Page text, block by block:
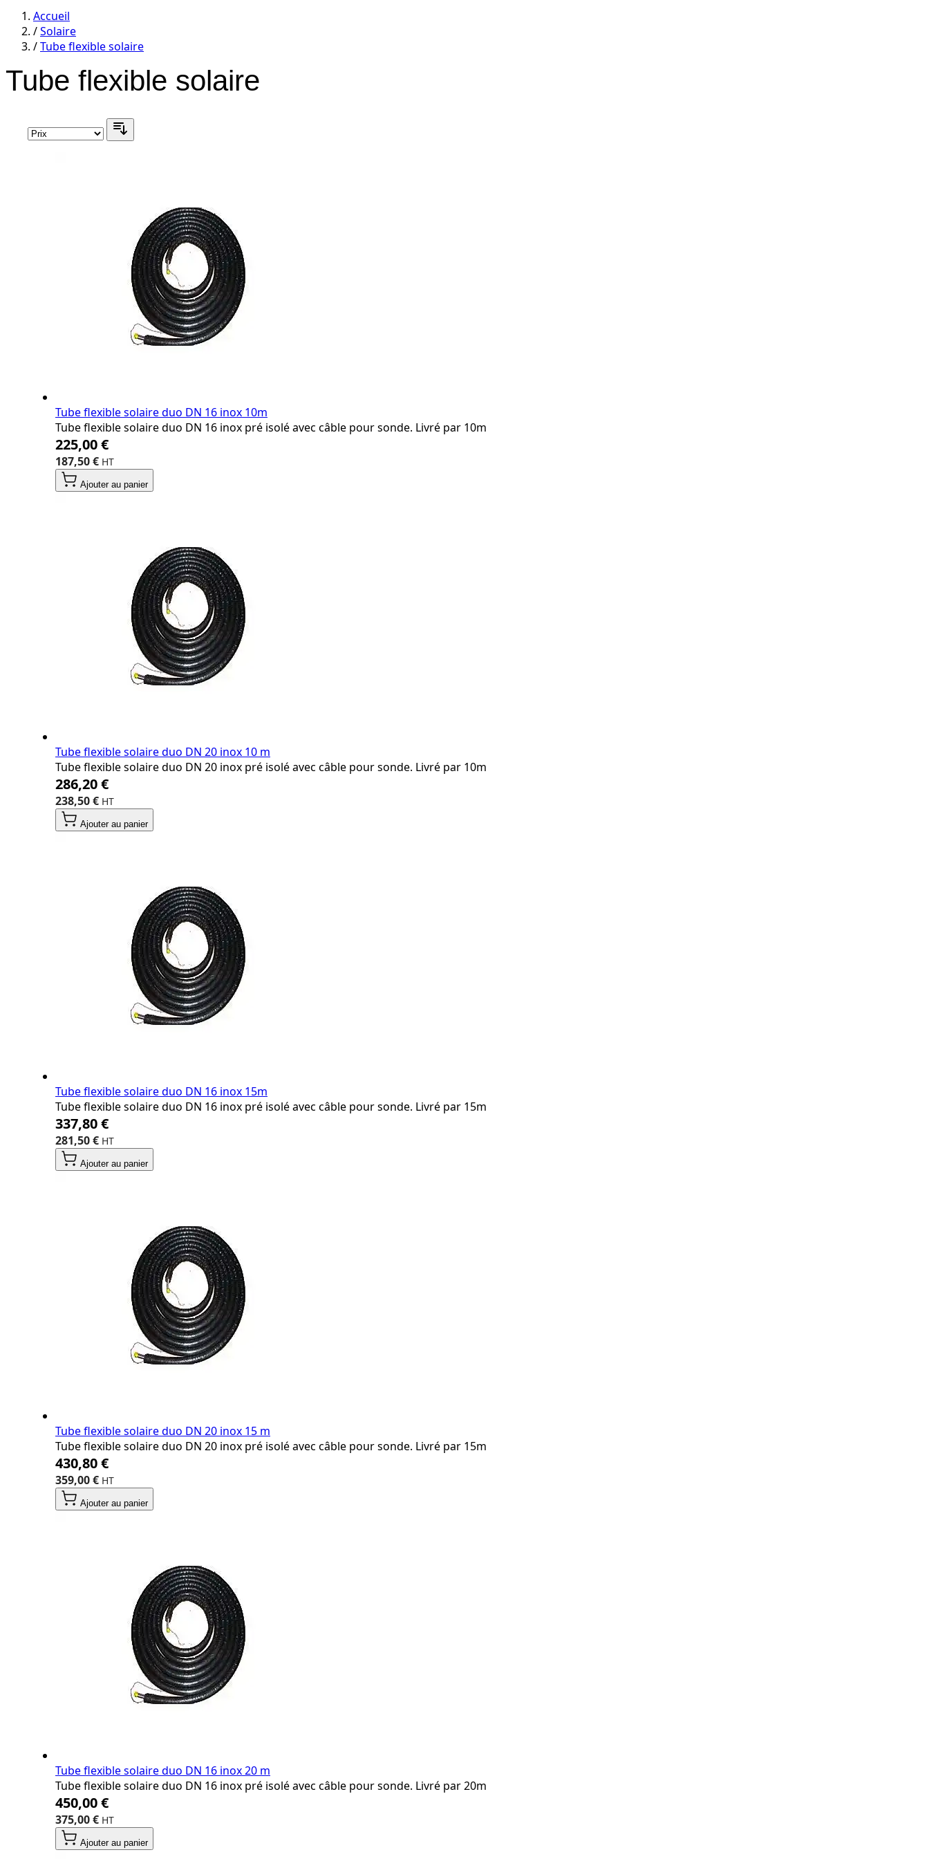
Accueil
/Solaire
/Tube flexible solaire
Tube flexible solaire
Tube flexible solaire duo DN 16 inox 10m
Tube flexible solaire duo DN 16 inox pré isolé avec câble pour sonde. Livré par 10m
225,00 €
187,50 €
Ajouter au panier
Tube flexible solaire duo DN 20 inox 10 m
Tube flexible solaire duo DN 20 inox pré isolé avec câble pour sonde. Livré par 10m
286,20 €
238,50 €
Ajouter au panier
Tube flexible solaire duo DN 16 inox 15m
Tube flexible solaire duo DN 16 inox pré isolé avec câble pour sonde. Livré par 15m
337,80 €
281,50 €
Ajouter au panier
Tube flexible solaire duo DN 20 inox 15 m
Tube flexible solaire duo DN 20 inox pré isolé avec câble pour sonde. Livré par 15m
430,80 €
359,00 €
Ajouter au panier
Tube flexible solaire duo DN 16 inox 20 m
Tube flexible solaire duo DN 16 inox pré isolé avec câble pour sonde. Livré par 20m
450,00 €
375,00 €
Ajouter au panier